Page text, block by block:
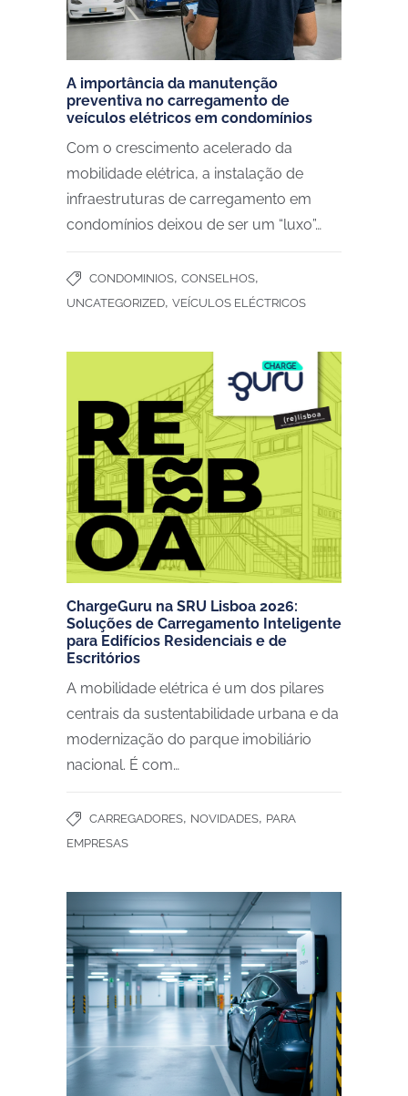
A importância da manutenção
preventiva no carregamento de
veículos elétricos em condomínios
Com o crescimento acelerado da
mobilidade elétrica, a instalação de
infraestruturas de carregamento em
condomínios deixou de ser um “luxo”…
CONDOMINIOS, CONSELHOS,
UNCATEGORIZED, VEÍCULOS ELÉCTRICOS
ChargeGuru na SRU Lisboa 2026:
Soluções de Carregamento Inteligente
para Edifícios Residenciais e de
Escritórios
A mobilidade elétrica é um dos pilares
centrais da sustentabilidade urbana e da
modernização do parque imobiliário
nacional. É com…
CARREGADORES, NOVIDADES, PARA
EMPRESAS